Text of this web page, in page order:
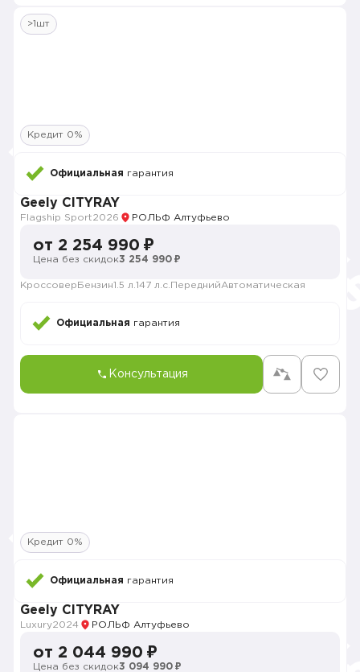
>1шт
Кредит 0%
Официальная гарантия
Geely CITYRAY
Flagship Sport2026 РОЛЬФ Алтуфьево
от 2 254 990 ₽
Цена без скидок3 254 990 ₽
Кроссовер Бензин1.5 л. 147 л.с. ПереднийАвтоматическая
Официальная гарантия
Консультация
Кредит 0%
Официальная гарантия
Geely CITYRAY
Luxury2024 РОЛЬФ Алтуфьево
от 2 044 990 ₽
Цена без скидок3 094 990 ₽